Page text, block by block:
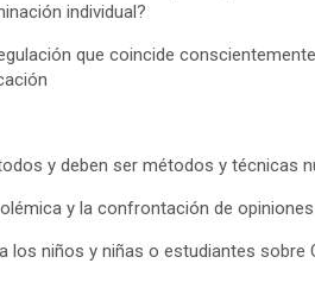
individual?
que coincide
y deben ser métodos y técnicas
y la confrontación de opiniones
los niños y niñas o estudiantes